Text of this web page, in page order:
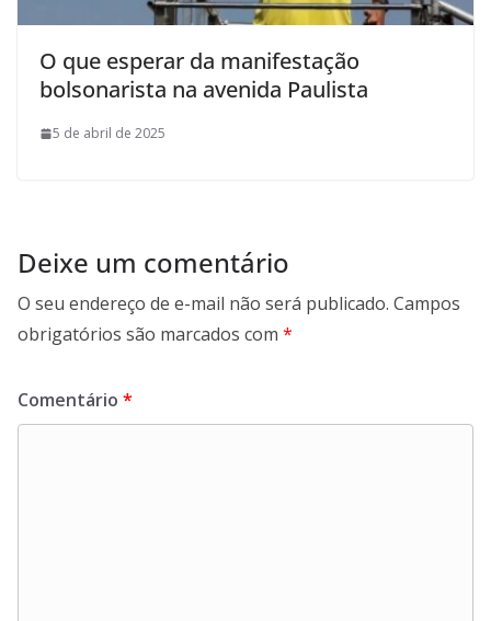
O que esperar da manifestação
bolsonarista na avenida Paulista
5 de abril de 2025
Deixe um comentário
O seu endereço de e-mail não será publicado. Campos
obrigatórios são marcados com *
Comentário *